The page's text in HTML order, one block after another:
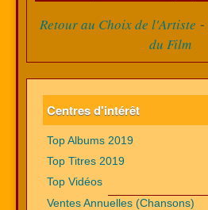
Retour au Choix de l'Artiste -
du Film
Centres d'intérêt
Top Albums 2019
Top Titres 2019
Top Vidéos
Ventes Annuelles (Chansons)